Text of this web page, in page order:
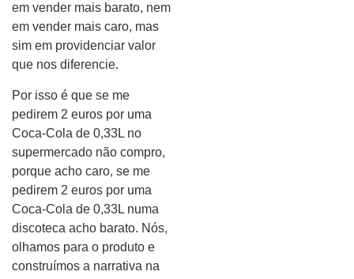
em vender mais barato, nem
em vender mais caro, mas
sim em providenciar valor
que nos diferencie.
Por isso é que se me
pedirem 2 euros por uma
Coca-Cola de 0,33L no
supermercado não compro,
porque acho caro, se me
pedirem 2 euros por uma
Coca-Cola de 0,33L numa
discoteca acho barato. Nós,
olhamos para o produto e
construímos a narrativa na